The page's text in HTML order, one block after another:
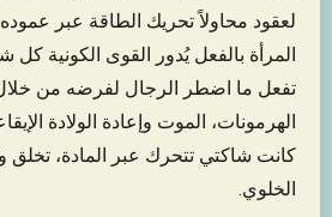
لعقود محاولاً تحريك الطاقة عبر
المرأة بالفعل يُدور القوى الكونية كل
تفعل ما اضطر الرجال لفرضه من خلال
الهرمونات، الموت وإعادة الولادة
كانت شاكتي تتحرك عبر المادة،
الخلوي.